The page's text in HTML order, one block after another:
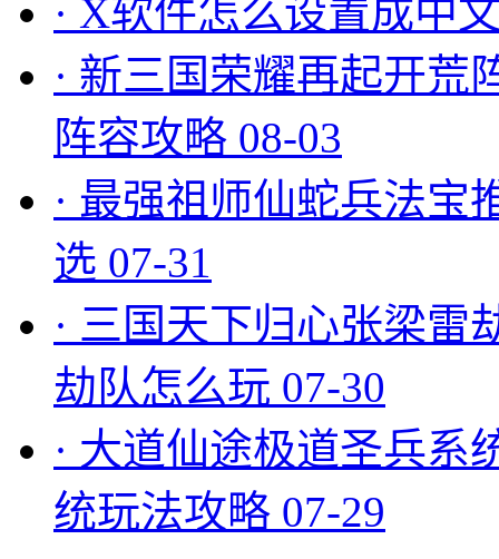
· X软件怎么设置成中
· 新三国荣耀再起开荒
阵容攻略 08-03
· 最强祖师仙蛇兵法宝
选 07-31
· 三国天下归心张梁雷
劫队怎么玩 07-30
· 大道仙途极道圣兵系
统玩法攻略 07-29